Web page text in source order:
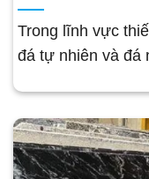
Trong lĩnh vực
đá tự nhiên và đá